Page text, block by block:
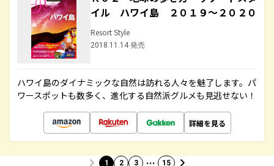
イル ハワイ島 ２０１９～２０２０
Resort Style
2018.11.14 発売
ハワイ島のダイナミックな自然は訪れる人々を魅了します。パ
ワースポットも数多く、進化する自然派グルメも見逃せない！
詳細を見る
1 2 3 … 15